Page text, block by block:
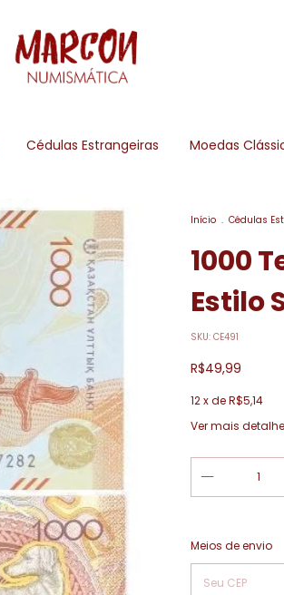
Cédulas Estrangeiras Moedas
Início . Cédulas
1000
Estilo
SKU: CE491
R$49,99
12 x deR$5,14
Ver mais
Entregas para o
Meios de envio